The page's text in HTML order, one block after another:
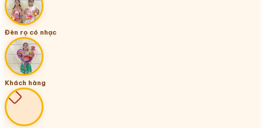
Đèn rọ có nhạc
Khách hàng